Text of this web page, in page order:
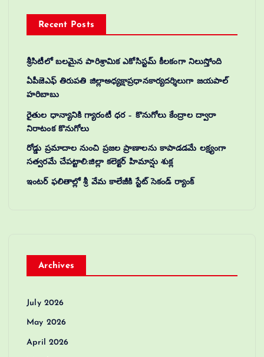
Recent Posts
శ్రీసిటీలో బలమైన పారిశ్రామిక ఎకోసిస్టమ్ కీలకంగా నిలుస్తోంది
ఏపీజెఎఫ్ తిరుపతి జిల్లాఅధ్యక్షాప్రధానకార్యదర్శిలుగా జయపాల్
హరిబాబు
రైతుల ధాన్యానికి గ్యారంటీ ధర – కొనుగోలు కేంద్రాల ద్వారా
నిరాటంక కొనుగోలు
రోడ్డు ప్రమాదాల నుంచి ప్రజల ప్రాణాలను కాపాడడమే లక్ష్యంగా
సత్వరమే చేపట్టాలి:జిల్లా కలెక్టర్‌ హిమాన్షు శుక్ల
ఇంటర్ ఫలితాల్లో శ్రీ వేమ కాలేజీకి స్టేట్ సెకండ్ ర్యాంక్
Archives
July 2026
May 2026
April 2026